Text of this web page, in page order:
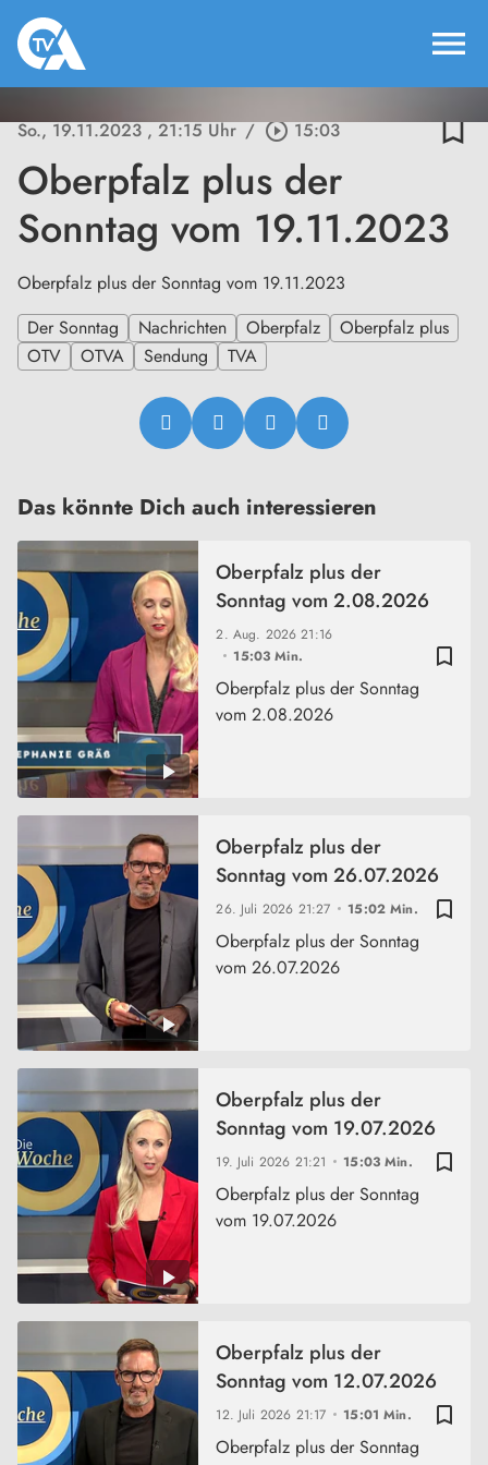
menu
So., 19.11.2023, 21:15 Uhr / play_circle_outline15:03 bookmark_border
Oberpfalz plus der
Sonntag vom 19.11.2023
Oberpfalz plus der Sonntag vom 19.11.2023
Der Sonntag
Nachrichten Oberpfalz
Oberpfalz plus
OTV
OTVA Sendung TVA
Das könnte Dich auch interessieren
bookmark_border
2. Aug. 202621:16
15:03 Min.
Oberpfalz plus der
Sonntag vom 2.08.2026
Oberpfalz plus der Sonntag
vom 2.08.2026
bookmark_border
26. Juli 2026 21:27 15:02 Min.
Oberpfalz plus der
Sonntag vom 26.07.2026
Oberpfalz plus der Sonntag
vom 26.07.2026
bookmark_border
19. Juli 2026 21:21 15:03 Min.
Oberpfalz plus der
Sonntag vom 19.07.2026
Oberpfalz plus der Sonntag
vom 19.07.2026
bookmark_border
12. Juli 2026 21:17 15:01 Min.
Oberpfalz plus der
Sonntag vom 12.07.2026
Oberpfalz plus der Sonntag